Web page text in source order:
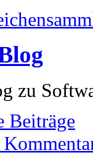
zu
Beiträge